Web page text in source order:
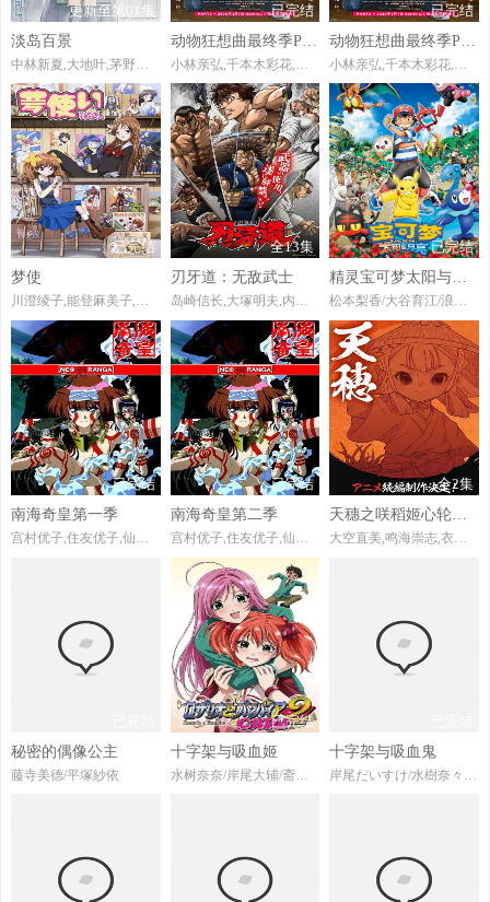
更新至第01集
淡岛百景
已完结
已完结
已完结
梦使
川澄绫子,能登麻美子,关智一
全13集
刃牙道：无敌武士
岛崎信长,大塚明夫,内田直哉,小山力也,江口拓也,菅生隆之,川原庆久,岛田敏,三宅健太,金尾哲夫,土门仁,绪方贤一,铃木达央,成田剑,村濑步,古谷彻
已完结
精灵宝可梦太阳与月亮
松本梨香/大谷育江/浪川大辅/真堂圭/石川界人
已完结
南海奇皇第一季
宫村优子,住友优子,仙台惠理,宫田幸季,大塚明夫,绪方惠美,森川智之,松尾银三,大川透,上田祐司,宫本充,川澄绫子,松谷彼哉,村井每早,长谷川智子,蒲地克彦,外山诚二
已完结
南海奇皇第二季
宫村优子,住友优子,仙台惠理,宫田幸季,大塚明夫,绪方惠美,森川智之,松尾银三,大川透,上田祐司,宫本充,川澄绫子,松谷彼哉,村井每早,长谷川智子,蒲地克彦,外山诚二
全2集
大空直美,鸣海崇志,衣川里佳,矢野龙太,久保田ひかり,前田聪马,古贺葵,桃河里香,小日向みわ,各务立基,龟山雄慈
秘密的偶像公主
藤寺美德/平塚紗依
已完结
十字架与吸血姬
水树奈奈/岸尾大辅/斋藤千和/福圆美里/古山贵实子
十字架与吸血鬼